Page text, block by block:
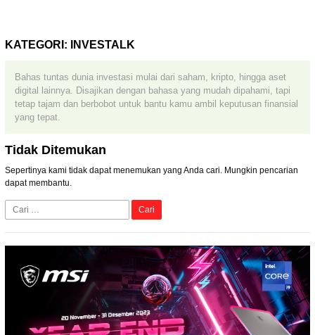
KATEGORI: INVESTALK
Bahas tuntas dunia investasi mulai dari saham, kripto, hingga aset
digital lainnya. Disajikan dengan bahasa yang mudah dipahami, tapi
tetap tajam dan berbobot untuk bantu kamu ambil keputusan finansial
yang tepat.
Tidak Ditemukan
Sepertinya kami tidak dapat menemukan yang Anda cari. Mungkin pencarian
dapat membantu.
Cari
untuk: